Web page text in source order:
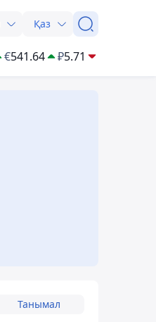
Қаз
€541.64 ₽5.71
Танымал